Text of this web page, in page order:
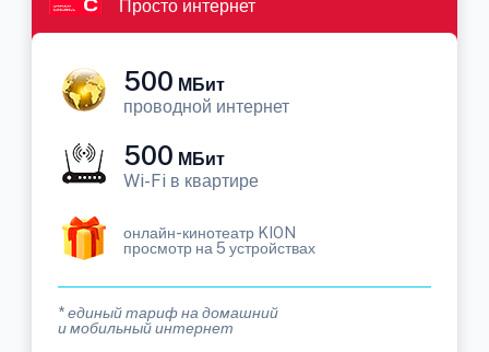
Просто интернет
500 МБит
проводной интернет
500 МБит
Wi-Fi в квартире
онлайн-кинотеатр KION
просмотр на 5 устройствах
* единый тариф на домашний
и мобильный интернет